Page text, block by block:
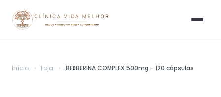
Início › Loja › BERBERINA COMPLEX 500mg – 120 cápsulas